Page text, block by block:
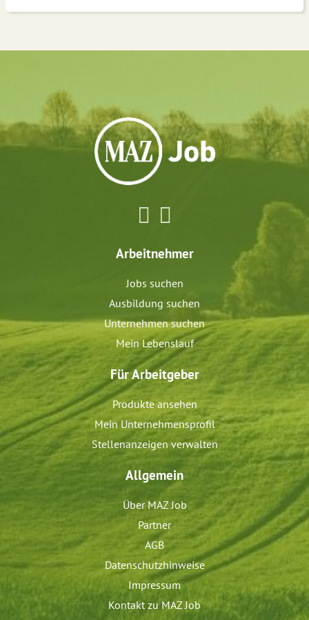
Arbeitnehmer
Jobs suchen
Ausbildung suchen
Unternehmen suchen
Mein Lebenslauf
Für Arbeitgeber
Produkte ansehen
Mein Unternehmensprofil
Stellenanzeigen verwalten
Allgemein
Über MAZ Job
Partner
AGB
Datenschutzhinweise
Impressum
Kontakt zu MAZ Job